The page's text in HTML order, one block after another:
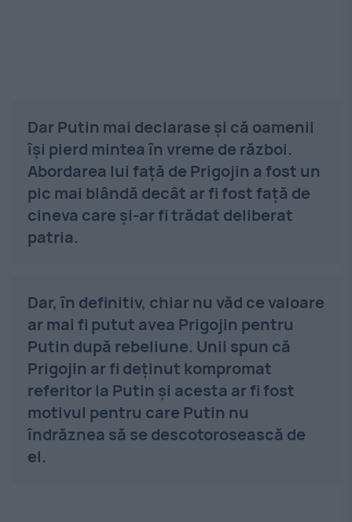
Dar Putin mai declarase și că oamenii
își pierd mintea în vreme de război.
Abordarea lui față de Prigojin a fost un
pic mai blândă decât ar fi fost față de
cineva care și-ar fi trădat deliberat
patria.
Dar, în definitiv, chiar nu văd ce valoare
ar mai fi putut avea Prigojin pentru
Putin după rebeliune. Unii spun că
Prigojin ar fi deținut kompromat
referitor la Putin și acesta ar fi fost
motivul pentru care Putin nu
îndrăznea să se descotorosească de
el.